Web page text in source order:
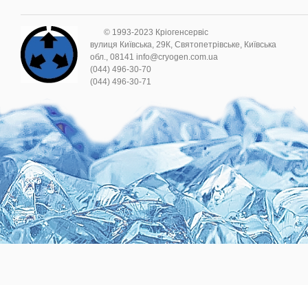
© 1993-2023 Кріогенсервіс
вулиця Київська, 29К, Святопетрівське, Київська
обл., 08141 info@cryogen.com.ua
(044) 496-30-70
(044) 496-30-71
.